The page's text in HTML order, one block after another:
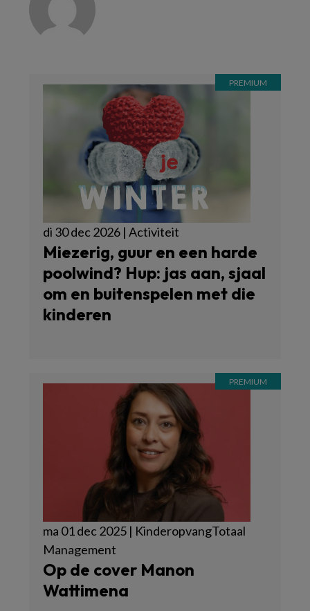
di 30 dec 2026 | Activiteit
Miezerig, guur en een harde
poolwind? Hup: jas aan, sjaal
om en buitenspelen met die
kinderen
ma 01 dec 2025 | KinderopvangTotaal
Management
Op de cover Manon
Wattimena